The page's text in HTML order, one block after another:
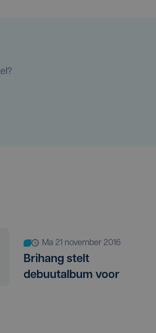
ma 21 november 2016
Brihang stelt
debuutalbum voor